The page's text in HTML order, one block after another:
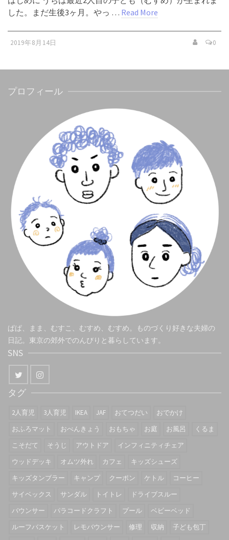
した。まだ生後3ヶ月。やっ … Read More
2019年8月14日 0
プロフィール
ぱぱ、まま、むすこ、むすめ、むすめ。ものづくり好きな夫婦の
日記。東京の郊外でのんびりと暮らしています。
SNS
タグ
2人育児 3人育児 IKEA JAF おてつだい
おでかけ
おふろマット
おべんきょう おもちゃ お庭 お風呂
くるま
こそだて
そうじ アウトドア
インフィニティチェア
ウッドデッキ
オムツ外れ カフェ
キッズシューズ
キッズタンブラー
キャンプ クーポン ケトル
コーヒー
サイベックス
サンダル トイトレ
ドライブスルー
バウンサー
パラコードクラフト プール
ベビーベッド
ルーフバスケット
レモバウンサー 修理 収納
子ども包丁